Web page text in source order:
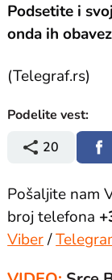
Podsetite i
onda ih
(Telegraf.rs)
Podelite vest:
20
Pošaljite nam
broj telefona
Viber/